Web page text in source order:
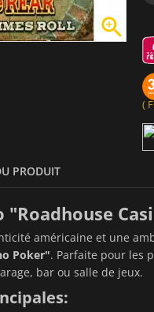

(
PRODUIT
"Roadhouse
américaine et une
Poker". Parfaite pour les
bar ou salle de jeux.